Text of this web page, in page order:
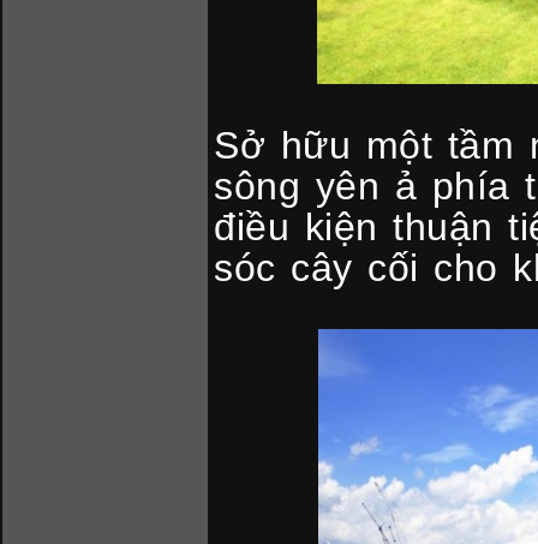
Sở hữu một tầm
sông yên ả phía
điều kiện thuận
sóc cây cối cho